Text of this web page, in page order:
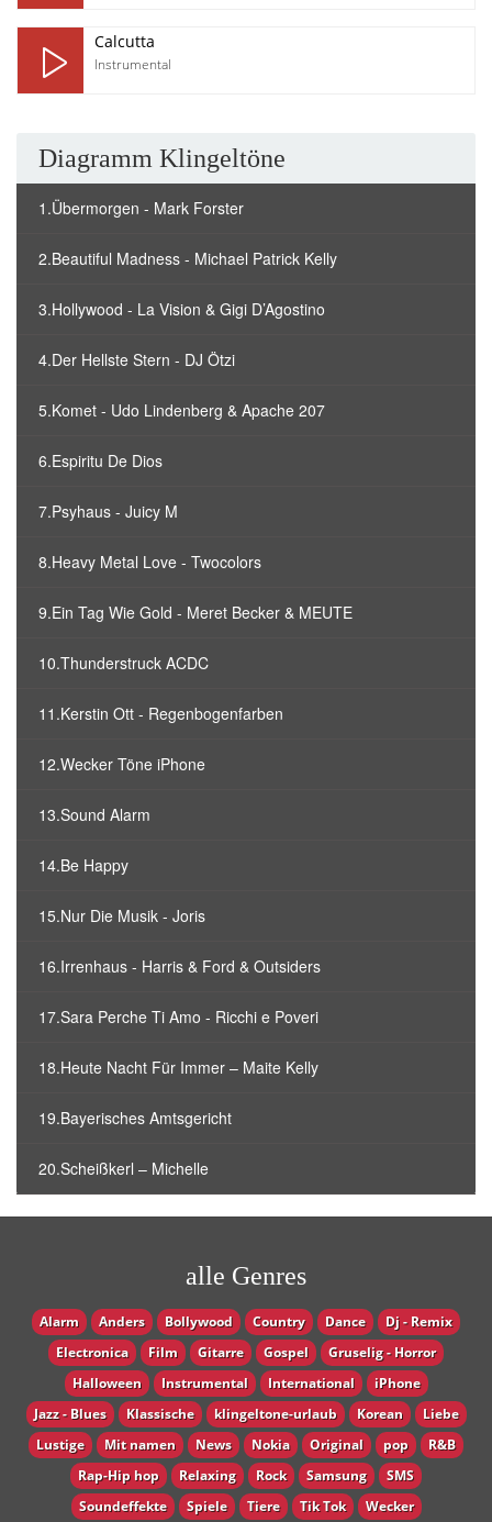
Calcutta
Instrumental
Diagramm Klingeltöne
1.Übermorgen - Mark Forster
2.Beautiful Madness - Michael Patrick Kelly
3.Hollywood - La Vision & Gigi D’Agostino
4.Der Hellste Stern - DJ Ötzi
5.Komet - Udo Lindenberg & Apache 207
6.Espiritu De Dios
7.Psyhaus - Juicy M
8.Heavy Metal Love - Twocolors
9.Ein Tag Wie Gold - Meret Becker & MEUTE
10.Thunderstruck ACDC
11.Kerstin Ott - Regenbogenfarben
12.Wecker Töne iPhone
13.Sound Alarm
14.Be Happy
15.Nur Die Musik - Joris
16.Irrenhaus - Harris & Ford & Outsiders
17.Sara Perche Ti Amo - Ricchi e Poveri
18.Heute Nacht Für Immer – Maite Kelly
19.Bayerisches Amtsgericht
20.Scheißkerl – Michelle
alle Genres
Alarm Anders Bollywood Country Dance
Dj - Remix
Electronica
Film Gitarre Gospel
Gruselig - Horror
Halloween
Instrumental International
iPhone
Jazz - Blues
Klassische klingeltone-urlaub Korean
Liebe
Lustige
Mit namen News Nokia Original pop
R&B
Rap-Hip hop
Relaxing Rock Samsung
SMS
Soundeffekte
Spiele Tiere Tik Tok Wecker